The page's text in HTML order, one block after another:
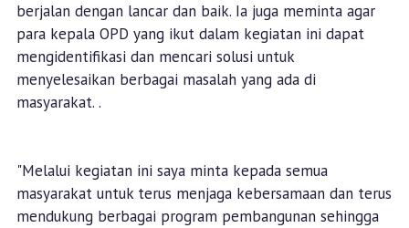
berjalan dengan lancar dan baik. Ia juga meminta agar
para kepala OPD yang ikut dalam kegiatan ini dapat
mengidentifikasi dan mencari solusi untuk
menyelesaikan berbagai masalah yang ada di
masyarakat. .
"Melalui kegiatan ini saya minta kepada semua
masyarakat untuk terus menjaga kebersamaan dan terus
mendukung berbagai program pembangunan sehingga